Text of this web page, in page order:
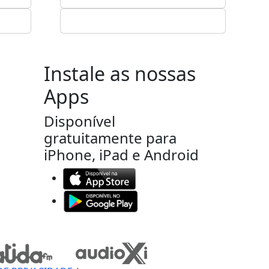
Instale as nossas
Apps
Disponível
gratuitamente para
iPhone, iPad e Android